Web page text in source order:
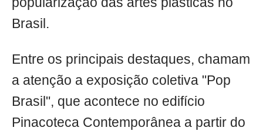
Brasil.
Entre os principais destaques, chamam
a atenção a exposição coletiva "Pop
Brasil", que acontece no edifício
Pinacoteca Contemporânea a partir do